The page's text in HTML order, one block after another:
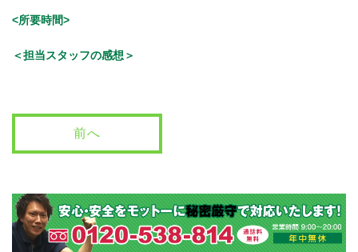
<所要時間>
＜担当スタッフの感想＞
前へ